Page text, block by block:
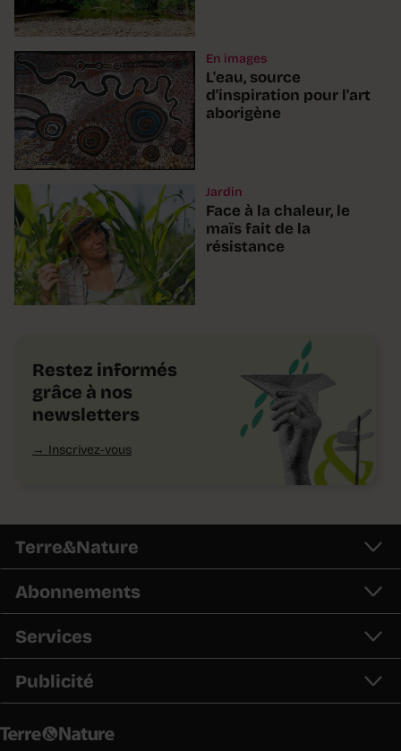
En images
L'eau, source
d'inspiration pour l'art
aborigène
Jardin
Face à la chaleur, le
maïs fait de la
résistance
Restez informés
grâce à nos
newsletters
Inscrivez-vous
Terre&Nature
Abonnements
Services
Publicité